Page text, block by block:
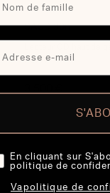
SACD 30n
HDAM
En cliquant sur
politique de
Vapolitique de